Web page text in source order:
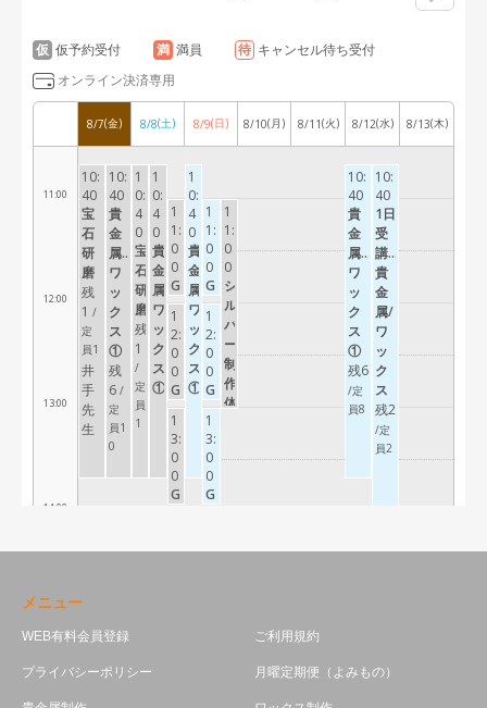
メニュー
WEB有料会員登録 ご利用規約
プライバシーポリシー 月曜定期便（よみもの）